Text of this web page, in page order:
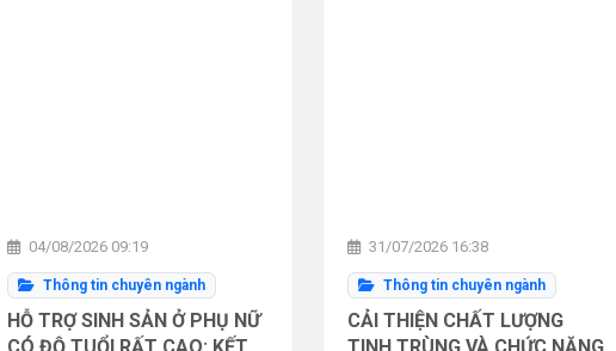
04/08/2026 09:19
Thông tin chuyên ngành
HỖ TRỢ SINH SẢN Ở PHỤ NỮ
31/07/2026 16:38
Thông tin chuyên ngành
CẢI THIỆN CHẤT LƯỢNG